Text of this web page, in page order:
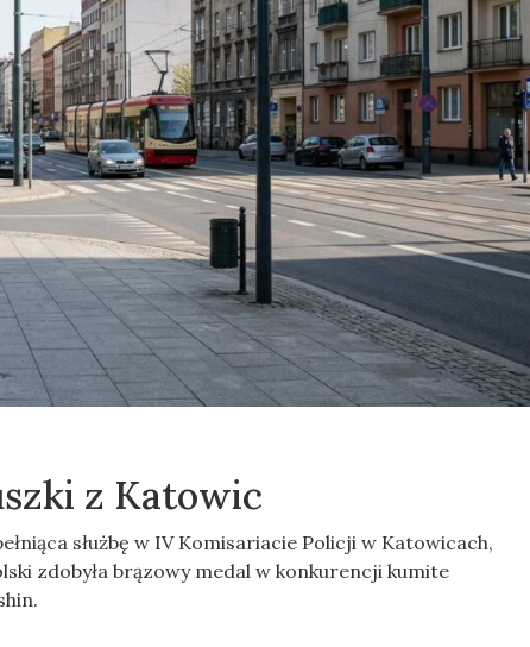
z Katowic
służbę w IV Komisariacie Policji w Katowicach,
zdobyła brązowy medal w konkurencji kumite